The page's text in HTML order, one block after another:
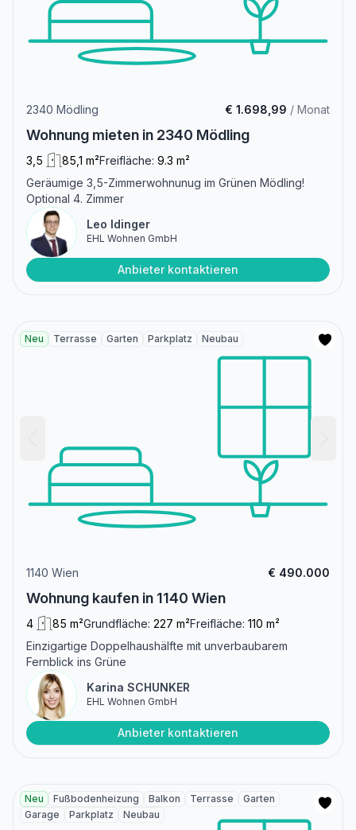
2340 Mödling € 1.698,99 / Monat
Wohnung mieten in 2340 Mödling
3,5 85,1 m²Freifläche: 9.3 m²
Geräumige 3,5-Zimmerwohnunug im Grünen Mödling!
Optional 4. Zimmer
Leo Idinger
EHL Wohnen GmbH
Anbieter kontaktieren
Neu Terrasse Garten Parkplatz Neubau
1140 Wien € 490.000
Wohnung kaufen in 1140 Wien
4 85 m²Grundfläche: 227 m²Freifläche: 110 m²
Einzigartige Doppelhaushälfte mit unverbaubarem
Fernblick ins Grüne
Karina SCHUNKER
EHL Wohnen GmbH
Anbieter kontaktieren
Neu Fußbodenheizung Balkon Terrasse
Garten
Garage
Parkplatz Neubau